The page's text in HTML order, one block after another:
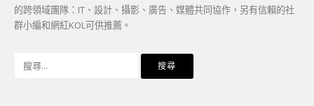
的跨領域團隊：IT、設計、攝影、廣告、媒體共同協作，另有信賴的社
群小編和網紅KOL可供推薦。